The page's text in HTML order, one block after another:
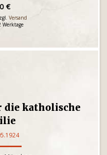
€
Versand
Werktage
die katholische